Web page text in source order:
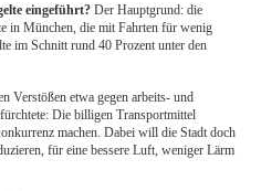
eingeführt? Der Hauptgrund: die
in München, die mit Fahrten für wenig
im Schnitt rund 40 Prozent unter den
Verstößen etwa gegen arbeits- und
Die billigen Transportmittel
machen. Dabei will die Stadt doch
für eine bessere Luft, weniger Lärm